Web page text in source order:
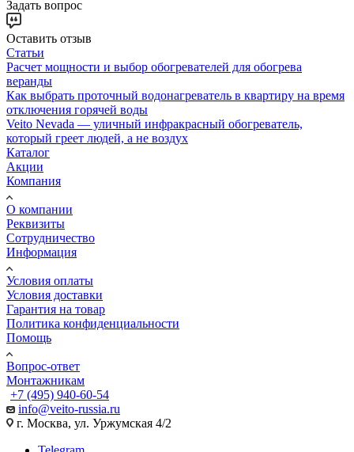
Задать вопрос
Оставить отзыв
Статьи
Расчет мощности и выбор обогревателей для обогрева
веранды
Как выбрать проточный водонагреватель в квартиру на время
отключения горячей воды
Veito Nevada — уличный инфракрасный обогреватель,
который греет людей, а не воздух
Каталог
Акции
Компания
О компании
Реквизиты
Сотрудничество
Информация
Условия оплаты
Условия доставки
Гарантия на товар
Политика конфиденциальности
Помощь
Вопрос-ответ
Монтажникам
+7 (495) 940-60-54
info@veito-russia.ru
г. Москва, ул. Уржумская 4/2